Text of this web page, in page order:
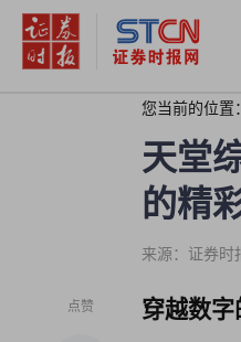
您当前的位置：
天堂
的精
来源：证券时
点赞 穿越数